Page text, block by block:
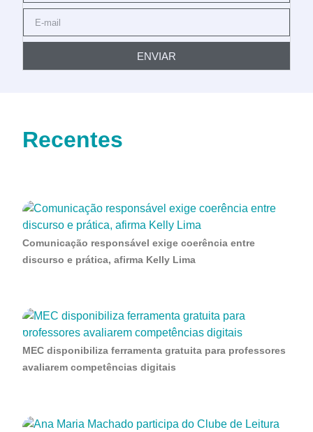
ENVIAR
Recentes
Comunicação responsável exige coerência entre
discurso e prática, afirma Kelly Lima
MEC disponibiliza ferramenta gratuita para professores
avaliarem competências digitais